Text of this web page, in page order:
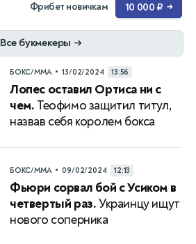
Фрибет новичкам 10 000 ₽ →
Все букмекеры →
БОКС/ММА • 13/02/2024 13:56
Лопес оставил Ортиса ни с
чем. Теофимо защитил титул,
назвав себя королем бокса
БОКС/ММА • 09/02/2024 12:13
Фьюри сорвал бой с Усиком в
четвертый раз.Украинцу ищут
нового соперника